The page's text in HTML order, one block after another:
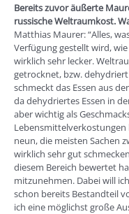
Bereits zuvor äußerte
russische Weltraumkost.
Matthias Maurer: “Alles,
Verfügung gestellt wird,
wirklich sehr lecker.
getrocknet, bzw.
schmeckt das Essen aus
da dehydriertes Essen in
aber wichtig als
Lebensmittelverkostungen
neun, die meisten Sachen
wirklich sehr gut
diesem Bereich bewertet
mitzunehmen. Dabei will
schon bereits Bestandteil
ich eine möglichst große